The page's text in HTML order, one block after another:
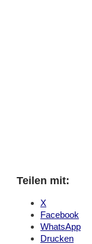
Teilen mit:
X
Facebook
WhatsApp
Drucken